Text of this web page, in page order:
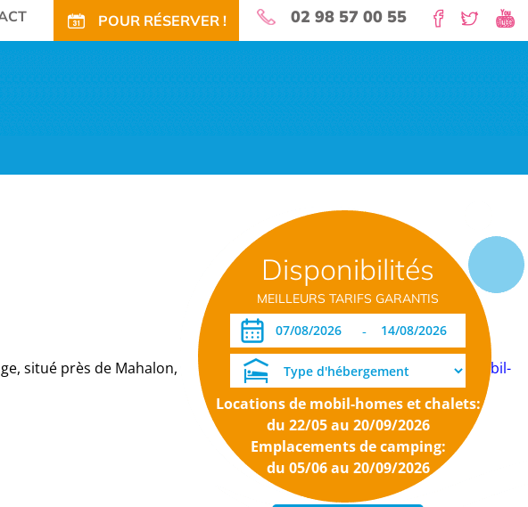
POUR RÉSERVER ! 02 98 57 00 55
en pleine nature pour vos vacances!
TÉLÉCHARGEMENT PDF DATES OUVERTURE RÉSERVATION
Disponibilités
MEILLEURS TARIFS GARANTIS
-
Locations de mobil-homes et chalets:
du 22/05 au 20/09/2026
Emplacements de camping:
du 05/06 au 20/09/2026
situé près de Mahalon, vous propose des formules delocation de mobil-